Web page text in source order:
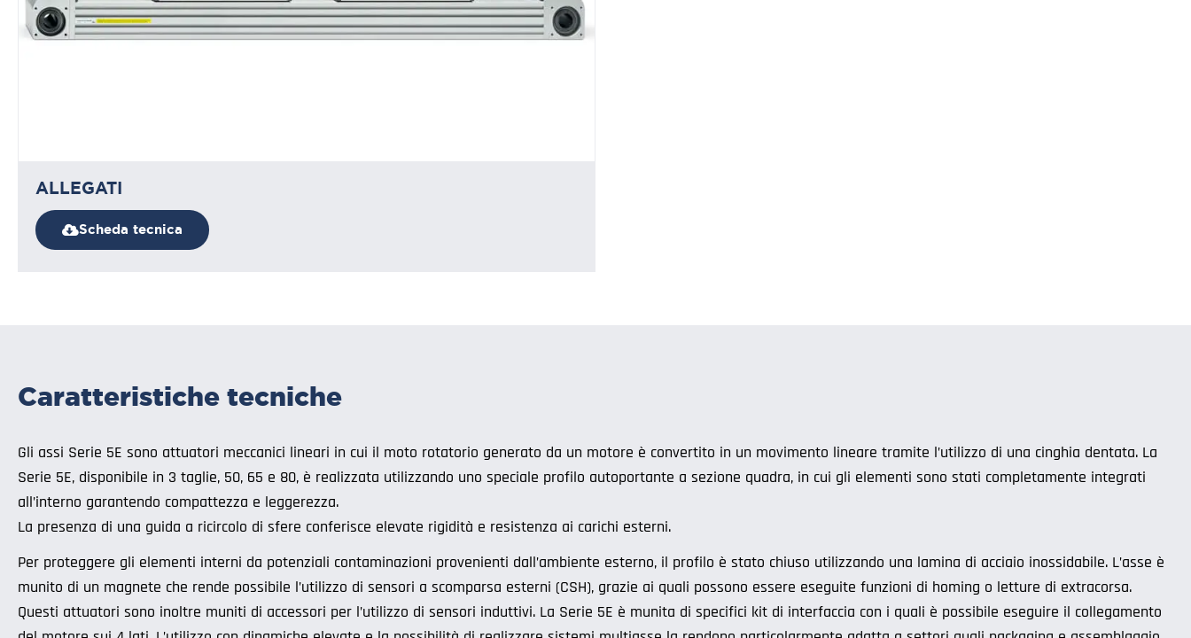
ALLEGATI
Scheda tecnica
Caratteristiche tecniche
Gli assi Serie 5E sono attuatori meccanici lineari in cui il moto rotatorio generato da un motore è convertito in un movimento lineare tramite l’utilizzo di una cinghia dentata. La
Serie 5E, disponibile in 3 taglie, 50, 65 e 80, è realizzata utilizzando uno speciale profilo autoportante a sezione quadra, in cui gli elementi sono stati completamente integrati
all’interno garantendo compattezza e leggerezza.
La presenza di una guida a ricircolo di sfere conferisce elevate rigidità e resistenza ai carichi esterni.
Per proteggere gli elementi interni da potenziali contaminazioni provenienti dall’ambiente esterno, il profilo è stato chiuso utilizzando una lamina di acciaio inossidabile. L’asse è
munito di un magnete che rende possibile l’utilizzo di sensori a scomparsa esterni (CSH), grazie ai quali possono essere eseguite funzioni di homing o letture di extracorsa.
Questi attuatori sono inoltre muniti di accessori per l’utilizzo di sensori induttivi. La Serie 5E è munita di specifici kit di interfaccia con i quali è possibile eseguire il collegamento